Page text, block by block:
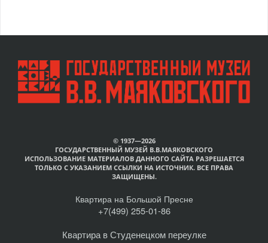
© 1937—2026
ГОСУДАРСТВЕННЫЙ МУЗЕЙ В.В.МАЯКОВСКОГО
ИСПОЛЬЗОВАНИЕ МАТЕРИАЛОВ ДАННОГО САЙТА РАЗРЕШАЕТСЯ
ТОЛЬКО С УКАЗАНИЕМ ССЫЛКИ НА ИСТОЧНИК. ВСЕ ПРАВА
ЗАЩИЩЕНЫ.
Квартира на Большой Пресне
+7(499) 255-01-86
Квартира в Студенецком переулке